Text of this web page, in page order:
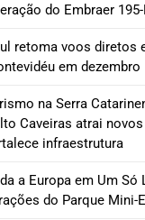
do Embraer
retoma voos diretos
em dezembro
na Serra
Caveiras atrai
infraestrutura
a Europa em Um Só
do Parque Mini-